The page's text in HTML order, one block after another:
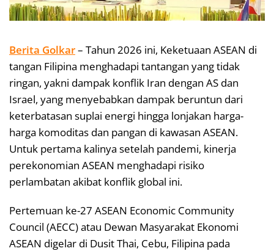
Berita Golkar– Tahun 2026 ini, Keketuaan ASEAN di
tangan Filipina menghadapi tantangan yang tidak
ringan, yakni dampak konflik Iran dengan AS dan
Israel, yang menyebabkan dampak beruntun dari
keterbatasan suplai energi hingga lonjakan harga-
harga komoditas dan pangan di kawasan ASEAN.
Untuk pertama kalinya setelah pandemi, kinerja
perekonomian ASEAN menghadapi risiko
perlambatan akibat konflik global ini.
Pertemuan ke-27 ASEAN Economic Community
Council (AECC) atau Dewan Masyarakat Ekonomi
ASEAN digelar di Dusit Thai, Cebu, Filipina pada